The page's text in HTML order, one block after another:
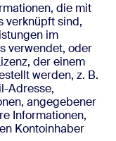
die mit
verknüpft sind,
im
verwendet, oder
der einem
werden, z. B.
Adresse,
angegebener
Informationen,
Kontoinhaber